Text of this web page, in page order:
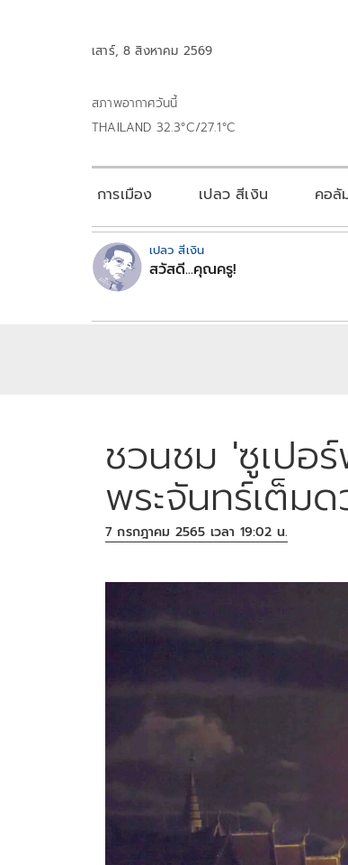
เสาร์, 8 สิงหาคม 2569
สภาพอากาศวันนี้
THAILAND 32.3°C/27.1°C
การเมือง เปลว สีเงิน คอลั
เปลว สีเงิน
สวัสดี...คุณครู!
ชวนชม 'ซูเปอ
พระจันทร์เต็ม
7 กรกฎาคม 2565 เวลา 19:02 น.